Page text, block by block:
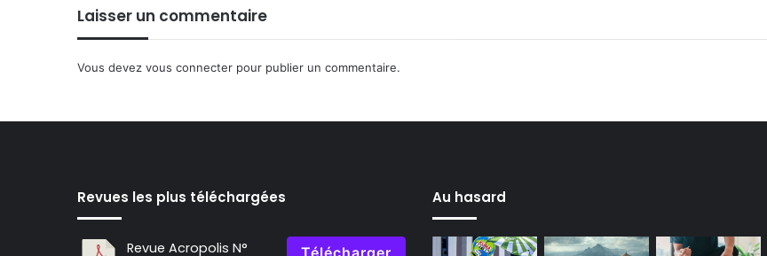
Laisser un commentaire
Vous devez vous connecter pour publier un commentaire.
Revues les plus téléchargées
Revue Acropolis N°
Télécharger
Au hasard